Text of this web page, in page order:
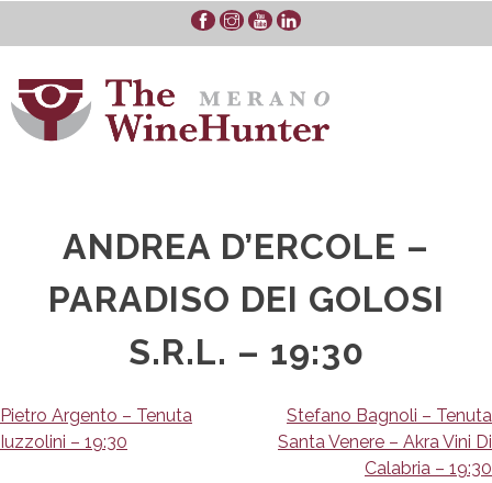
ANDREA D’ERCOLE –
PARADISO DEI GOLOSI
S.R.L. – 19:30
Navigazione
articoli
Pietro Argento – Tenuta
Iuzzolini – 19:30
Stefano Bagnoli – Tenuta
Santa Venere – Akra Vini Di
Calabria – 19:30